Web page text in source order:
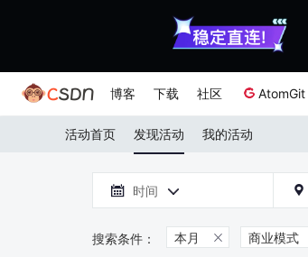
博客 下载 社区 AtomGit
活动首页 发现活动 我的活动
 时间  
本月  商业模式